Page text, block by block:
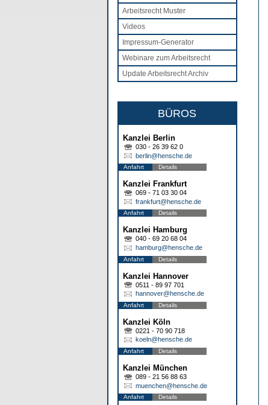
Arbeitsrecht Muster
Videos
Impressum-Generator
Webinare zum Arbeitsrecht
Update Arbeitsrecht Archiv
BÜROS
Kanzlei Berlin
030 - 26 39 62 0
berlin@hensche.de
Anfahrt Details
Kanzlei Frankfurt
069 - 71 03 30 04
frankfurt@hensche.de
Anfahrt Details
Kanzlei Hamburg
040 - 69 20 68 04
hamburg@hensche.de
Anfahrt Details
Kanzlei Hannover
0511 - 89 97 701
hannover@hensche.de
Anfahrt Details
Kanzlei Köln
0221 - 70 90 718
koeln@hensche.de
Anfahrt Details
Kanzlei München
089 - 21 56 88 63
muenchen@hensche.de
Anfahrt Details